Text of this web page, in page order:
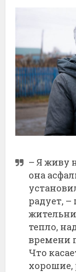
– Я живу
она
радует, –
тепло,
времени
Что
хорошие,